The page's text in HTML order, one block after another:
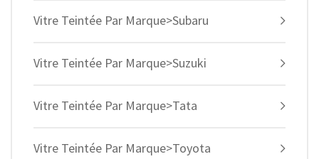
Vitre Teintée Par Marque>Subaru
Vitre Teintée Par Marque>Suzuki
Vitre Teintée Par Marque>Tata
Vitre Teintée Par Marque>Toyota